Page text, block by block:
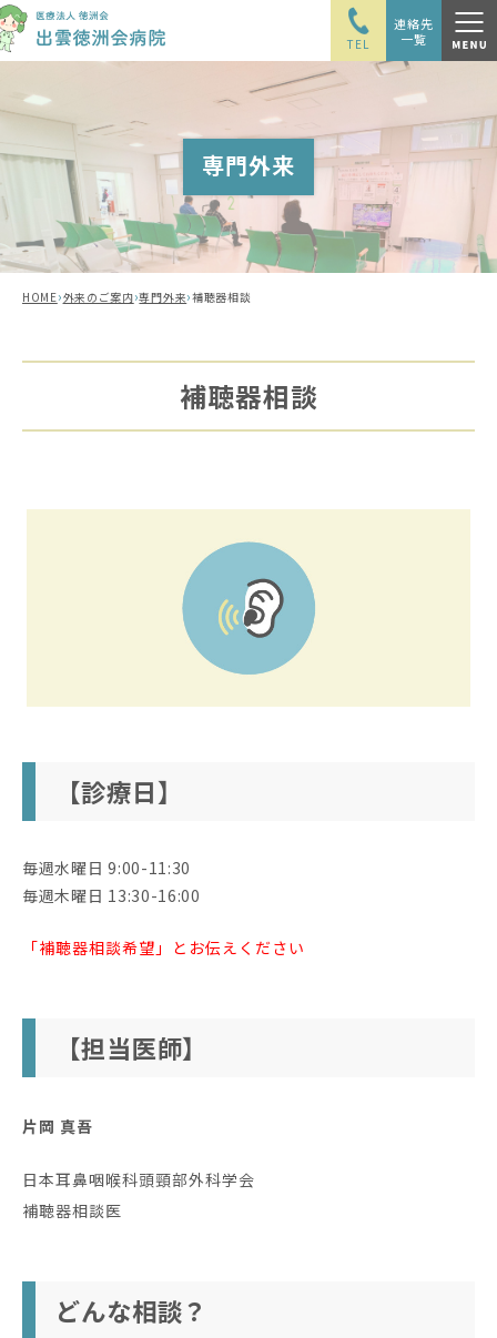
TEL
連絡先
一覧
専門外来
HOME›外来のご案内›専門外来›補聴器相談
補聴器相談
【診療日】
毎週水曜日 9:00-11:30
毎週木曜日 13:30-16:00
「補聴器相談希望」とお伝えください
【担当医師】
片岡 真吾
日本耳鼻咽喉科頭頸部外科学会
補聴器相談医
どんな相談？